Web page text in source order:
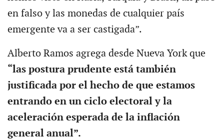
en falso y las monedas de cualquier país
emergente va a ser castigada”.
Alberto Ramos agrega desde Nueva York que
“las postura prudente está también
justificada por el hecho de que estamos
entrando en un ciclo electoral y la
aceleración esperada de la inflación
general anual”.